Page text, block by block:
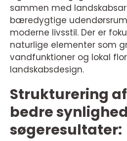
sammen med
bæredygtige
moderne livsstil. Der er
naturlige elementer som
vandfunktioner og lokal
landskabsdesign.
Strukturering
bedre
søgeresultater: